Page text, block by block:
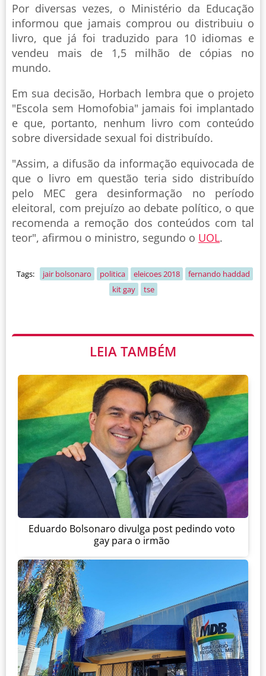
Por diversas vezes, o Ministério da Educação
informou que jamais comprou ou distribuiu o
livro, que já foi traduzido para 10 idiomas e
vendeu mais de 1,5 milhão de cópias no
mundo.
Em sua decisão, Horbach lembra que o projeto
"Escola sem Homofobia" jamais foi implantado
e que, portanto, nenhum livro com conteúdo
sobre diversidade sexual foi distribuído.
"Assim, a difusão da informação equivocada de
que o livro em questão teria sido distribuído
pelo MEC gera desinformação no período
eleitoral, com prejuízo ao debate político, o que
recomenda a remoção dos conteúdos com tal
teor", afirmou o ministro, segundo o UOL.
Tags: jair bolsonaro politica eleicoes 2018
fernando haddad
kit gay
tse
LEIA TAMBÉM
Eduardo Bolsonaro divulga post pedindo voto
gay para o irmão